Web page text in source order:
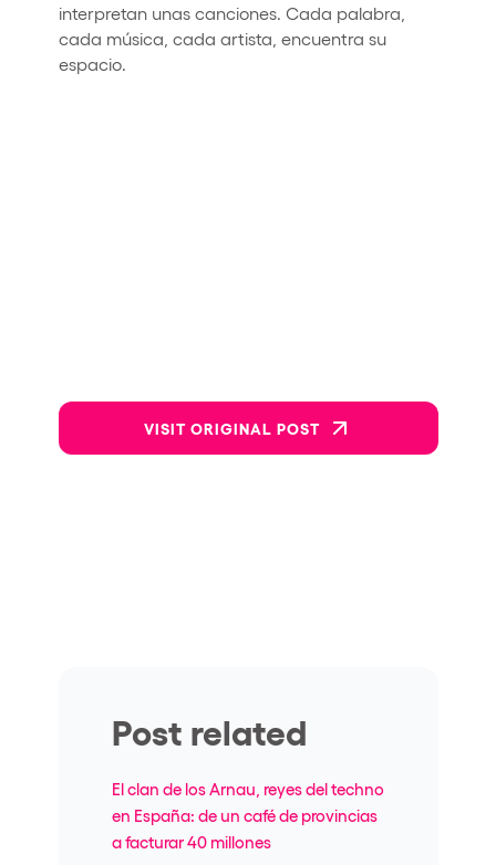
interpretan unas canciones. Cada palabra,
cada música, cada artista, encuentra su
espacio.
VISIT ORIGINAL POST
Post related
El clan de los Arnau, reyes del techno
en España: de un café de provincias
a facturar 40 millones